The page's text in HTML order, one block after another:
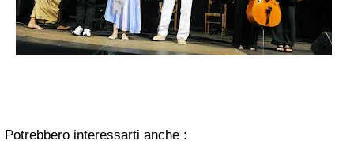
Potrebbero interessarti anche :